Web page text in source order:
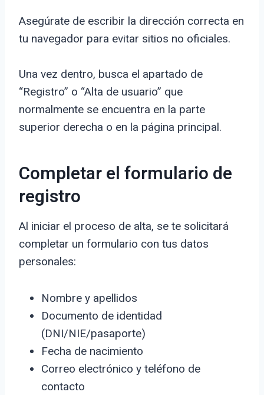
Asegúrate de escribir la dirección correcta en
tu navegador para evitar sitios no oficiales.
Una vez dentro, busca el apartado de
“Registro” o “Alta de usuario” que
normalmente se encuentra en la parte
superior derecha o en la página principal.
Completar el formulario de
registro
Al iniciar el proceso de alta, se te solicitará
completar un formulario con tus datos
personales:
Nombre y apellidos
Documento de identidad
(DNI/NIE/pasaporte)
Fecha de nacimiento
Correo electrónico y teléfono de
contacto